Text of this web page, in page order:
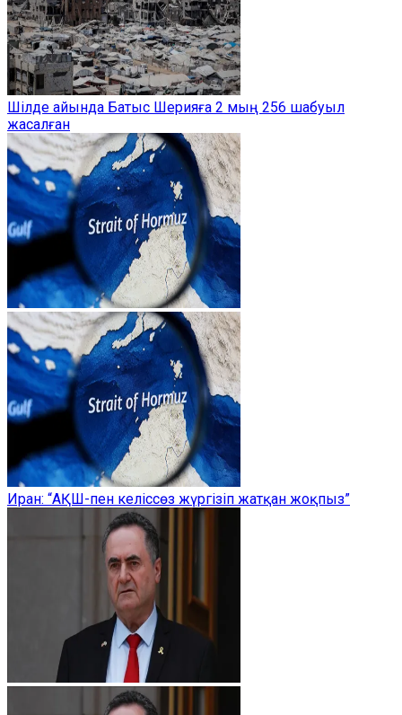
Шілде айында Батыс Шерияға 2 мың 256 шабуыл
жасалған
Иран: “АҚШ-пен келіссөз жүргізіп жатқан жоқпыз”